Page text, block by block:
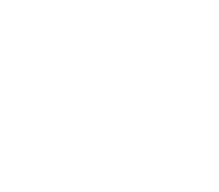
du marché
Les avantages